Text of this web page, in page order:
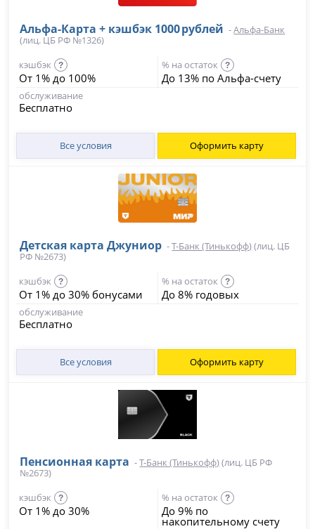
Альфа‑Карта + кэшбэк 1000 рублей -Альфа-Банк
(лиц. ЦБ РФ №1326)
кэшбэк
?
От 1% до 100%
% на остаток ?
До 13% по Альфа-счету
обслуживание
Бесплатно
Все условия Оформить карту
Детская карта Джуниор -Т-Банк (Тинькофф)(лиц. ЦБ
РФ №2673)
кэшбэк
?
От 1% до 30% бонусами
% на остаток ?
До 8% годовых
обслуживание
Бесплатно
Все условия Оформить карту
Пенсионная карта -Т-Банк (Тинькофф)(лиц. ЦБ РФ
№2673)
кэшбэк
?
От 1% до 30%
% на остаток ?
До 9% по
накопительному счету